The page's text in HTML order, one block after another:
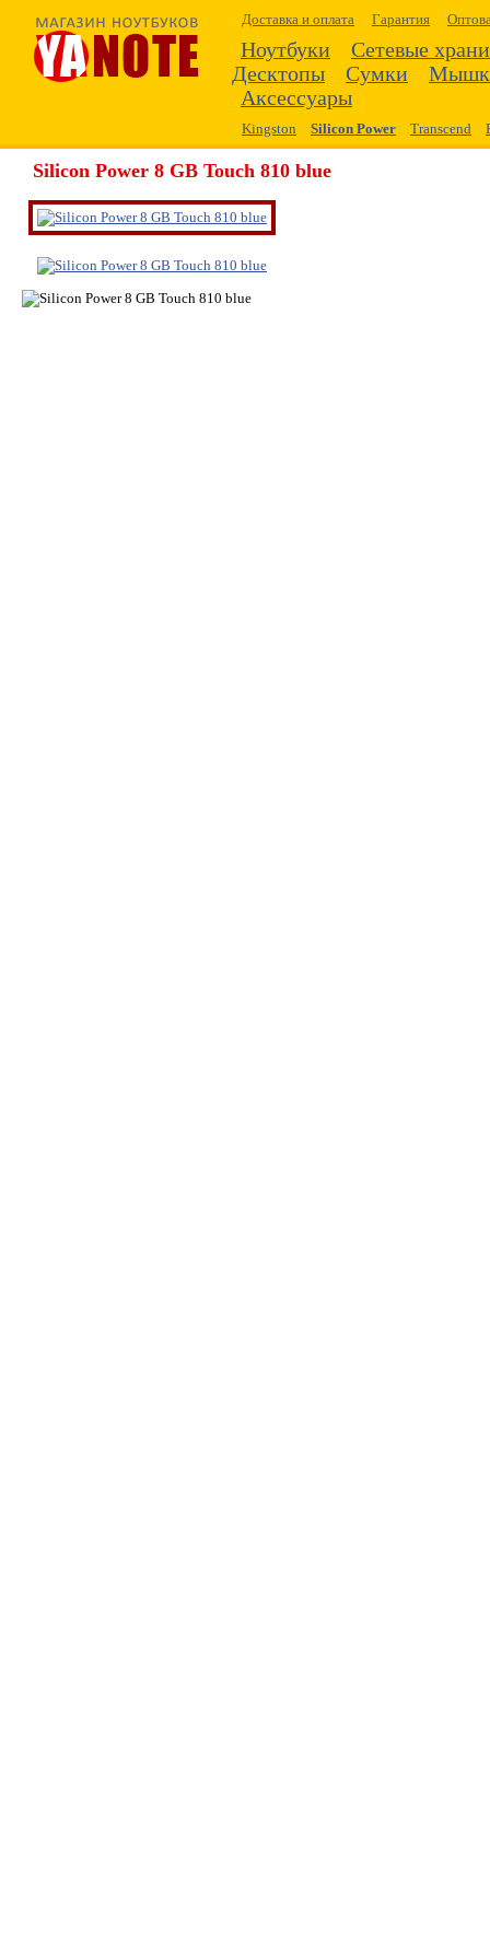
Доставка и оплата Гарантия
Ноутбуки
Сетевые
Десктопы
Сумки
Аксессуары
Kingston Silicon Power Transcend
Silicon Power 8 GB Touch 810 blue